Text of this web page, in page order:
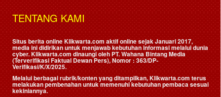
TENTANG KAMI
Situs berita online Klikwarta.com aktif online sejak Januari 2017,
media ini didirikan untuk menjawab kebutuhan informasi melalui dunia
cyber. Klikwarta.com dinaungi oleh PT. Wahana Bintang Media
(Terverifikasi Faktual Dewan Pers), Nomor : 363/DP-
Verifikasi/K/X/2025.
Melalui berbagai rubrik/konten yang ditampilkan, Klikwarta.com terus
melakukan pembenahan untuk memenuhi kebutuhan pembaca sesuai
kekiniannya.